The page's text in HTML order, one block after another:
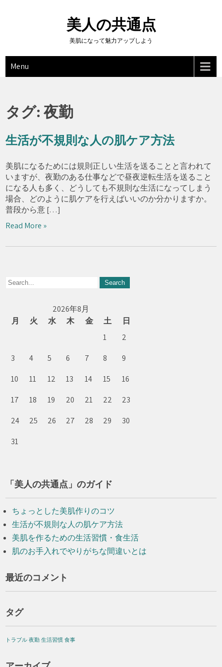
美人の共通点
美肌になって魅力アップしよう
Menu
タグ:夜勤
生活が不規則な人の肌ケア方法
美肌になるためには規則正しい生活を送ることと言われて
いますが、夜勤のある仕事などで昼夜逆転生活を送ること
になる人も多く、どうしても不規則な生活になってしまう
場合、どのように肌ケアを行えばいいのか分かりますか。
普段から意 […]
Read More »
2026年8月
月
火 水 木 金 土
日
1
2
3
4 5 6 7 8
9
10
11 12 13 14 15
16
17
18 19 20 21 22
23
24
25 26 27 28 29
30
31
「美人の共通点」のガイド
ちょっとした美肌作りのコツ
生活が不規則な人の肌ケア方法
美肌を作るための生活習慣・食生活
肌のお手入れでやりがちな間違いとは
最近のコメント
タグ
トラブル 夜勤 生活習慣 食事